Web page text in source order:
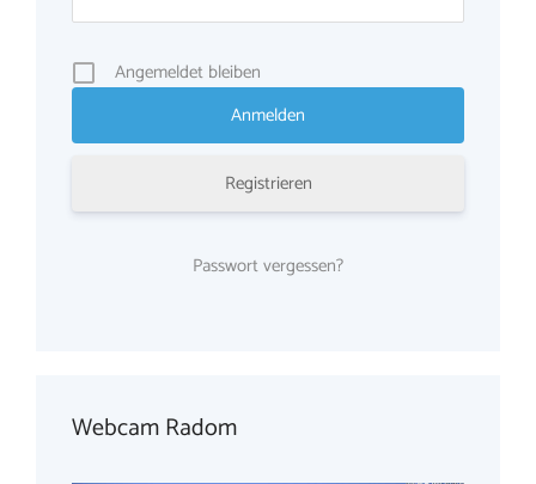
Angemeldet bleiben
Registrieren
Passwort vergessen?
Webcam Radom